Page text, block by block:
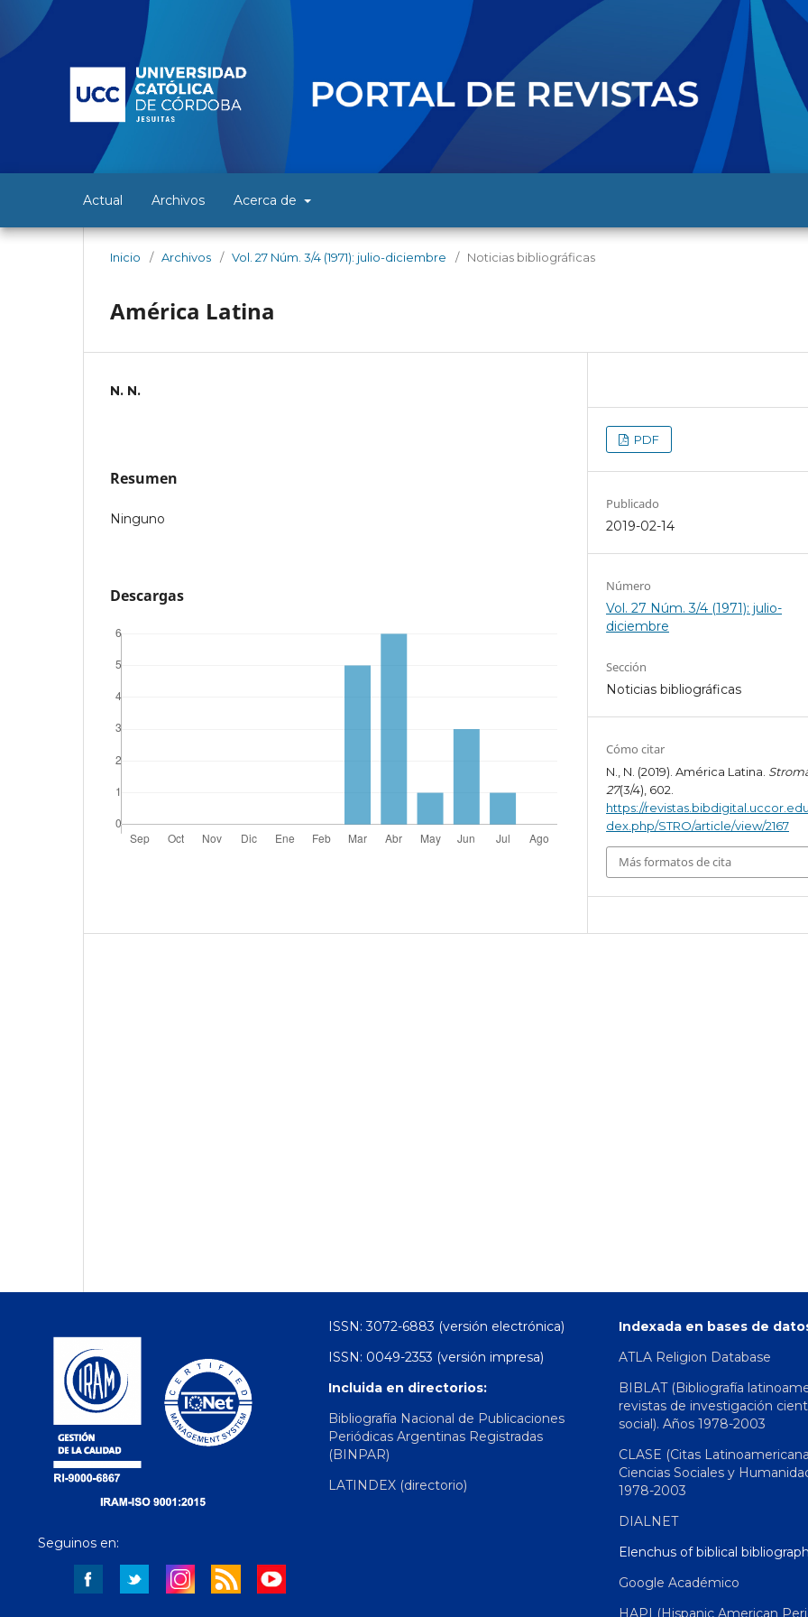
Actual Archivos Acerca de
Inicio / Archivos / Vol. 27 Núm. 3/4 (1971): julio-diciembre / Noticias bibliográficas
América Latina
N. N.
Resumen
Ninguno
Descargas
PDF
Publicado
2019-02-14
Número
Vol. 27 Núm. 3/4 (1971): julio-
diciembre
Sección
Noticias bibliográficas
Cómo citar
N., N. (2019). América Latina.
27(3/4), 602.
https://
dex.php/STRO/article/view/2167
Más formatos de cita
Seguinos en:
ISSN: 3072-6883 (versión electrónica)
ISSN: 0049-2353 (versión impresa)
Incluida en directorios:
Bibliografía Nacional de Publicaciones
Periódicas Argentinas Registradas
(BINPAR)
LATINDEX (directorio)
Indexada en bases de
ATLA Religion Database
BIBLAT (Bibliografía
revistas de investigación
social). Años 1978-2003
CLASE (Citas
Ciencias Sociales y
1978-2003
DIALNET
Elenchus of biblical
Google Académico
HAPI (Hispanic American